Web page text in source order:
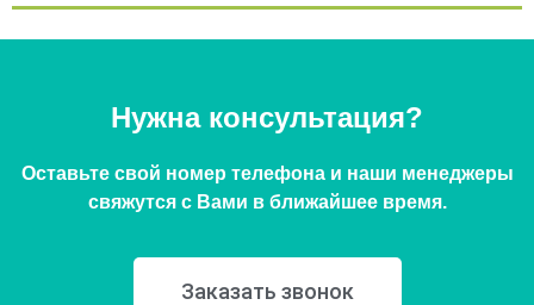
Нужна консультация?
Оставьте свой номер телефона и наши менеджеры
свяжутся с Вами в ближайшее время.
Заказать звонок